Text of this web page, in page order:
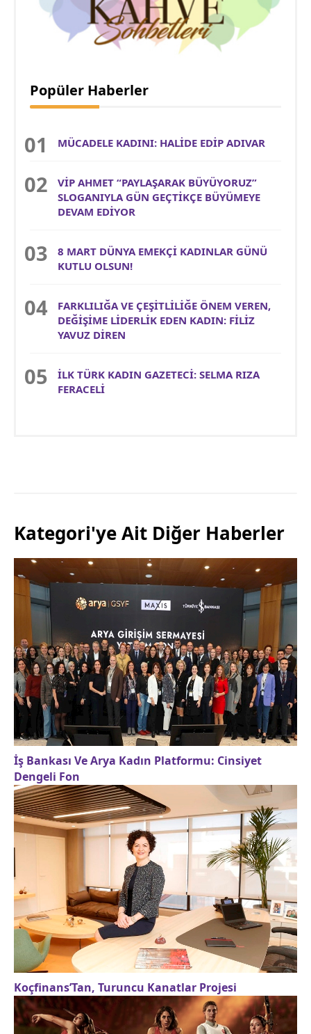
Popüler Haberler
MÜCADELE KADINI: HALİDE EDİP ADIVAR
VİP AHMET “PAYLAŞARAK BÜYÜYORUZ”
SLOGANIYLA GÜN GEÇTİKÇE BÜYÜMEYE
DEVAM EDİYOR
8 MART DÜNYA EMEKÇİ KADINLAR GÜNÜ
KUTLU OLSUN!
FARKLILIĞA VE ÇEŞİTLİLİĞE ÖNEM VEREN,
DEĞİŞİME LİDERLİK EDEN KADIN: FİLİZ
YAVUZ DİREN
İLK TÜRK KADIN GAZETECİ: SELMA RIZA
FERACELİ
Kategori'ye Ait Diğer Haberler
İş Bankası Ve Arya Kadın Platformu: Cinsiyet
Dengeli Fon
Koçfinans’Tan, Turuncu Kanatlar Projesi